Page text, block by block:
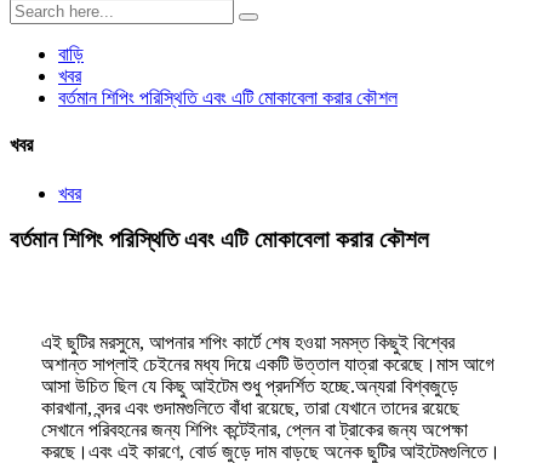
বাড়ি
খবর
বর্তমান শিপিং পরিস্থিতি এবং এটি মোকাবেলা করার কৌশল
খবর
খবর
বর্তমান শিপিং পরিস্থিতি এবং এটি মোকাবেলা করার কৌশল
এই ছুটির মরসুমে, আপনার শপিং কার্টে শেষ হওয়া সমস্ত কিছুই বিশ্বের
অশান্ত সাপ্লাই চেইনের মধ্য দিয়ে একটি উত্তাল যাত্রা করেছে।মাস আগে
আসা উচিত ছিল যে কিছু আইটেম শুধু প্রদর্শিত হচ্ছে.অন্যরা বিশ্বজুড়ে
কারখানা, বন্দর এবং গুদামগুলিতে বাঁধা রয়েছে, তারা যেখানে তাদের রয়েছে
সেখানে পরিবহনের জন্য শিপিং কন্টেইনার, প্লেন বা ট্রাকের জন্য অপেক্ষা
করছে।এবং এই কারণে, বোর্ড জুড়ে দাম বাড়ছে অনেক ছুটির আইটেমগুলিতে।